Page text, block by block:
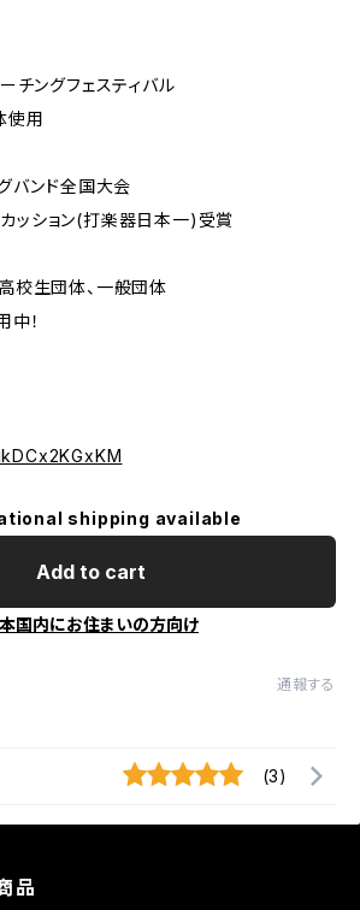
ングフェスティバル
使用
ンド全国大会
ッション(打楽器日本一)受賞
校生団体、一般団体
中！
shipping available
Add to cart
国内にお住まいの方向け
通報する
(3)
品